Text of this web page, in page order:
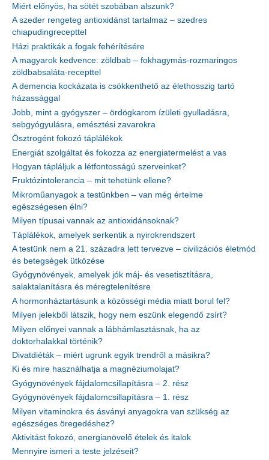
Miért előnyös, ha sötét szobában alszunk?
A szeder rengeteg antioxidánst tartalmaz – szedres
chiapudingrecepttel
Házi praktikák a fogak fehérítésére
A magyarok kedvence: zöldbab – fokhagymás-rozmaringos
zöldbabsaláta-recepttel
A demencia kockázata is csökkenthető az élethosszig tartó
házassággal
Jobb, mint a gyógyszer – ördögkarom ízületi gyulladásra,
sebgyógyulásra, emésztési zavarokra
Ösztrogént fokozó táplálékok
Energiát szolgáltat és fokozza az energiatermelést a vas
Hogyan tápláljuk a létfontosságú szerveinket?
Fruktózintolerancia – mit tehetünk ellene?
Mikroműanyagok a testünkben – van még értelme
egészségesen élni?
Milyen típusai vannak az antioxidánsoknak?
Táplálékok, amelyek serkentik a nyirokrendszert
A testünk nem a 21. századra lett tervezve – civilizációs életmód
és betegségek ütközése
Gyógynövények, amelyek jók máj- és vesetisztításra,
salaktalanításra és méregtelenítésre
A hormonháztartásunk a közösségi média miatt borul fel?
Milyen jelekből látszik, hogy nem eszünk elegendő zsírt?
Milyen előnyei vannak a lábhámlasztásnak, ha az
doktorhalakkal történik?
Divatdiéták – miért ugrunk egyik trendről a másikra?
Ki és mire használhatja a magnéziumolajat?
Gyógynövények fájdalomcsillapításra – 2. rész
Gyógynövények fájdalomcsillapításra – 1. rész
Milyen vitaminokra és ásványi anyagokra van szükség az
egészséges öregedéshez?
Aktivitást fokozó, energianövelő ételek és italok
Mennyire ismeri a teste jelzéseit?